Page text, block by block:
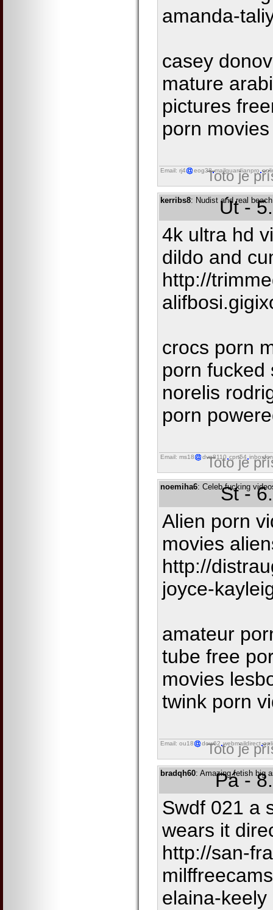
amanda-
casey
mature
pictures
porn movies
Email: rj4 eog38 mailguardianpro
Toto je
kerribs8: Nudist and real
Út -
4k ultra hd
dildo and
http://
crocs porn
porn fucked
norelis
porn
Email: ms18 dvn8110 cprt54
Toto je
noemiha6: Celeb fucking
St -
Alien porn
movies
http://
joyce-
amateur
tube free
movies
twink porn
Email: ou18 dow62 webmaildirect
Toto je
bradqh60: Amazing fetish big
Pá -
Swdf 021 a
wears it
http://san-
elaina-keely